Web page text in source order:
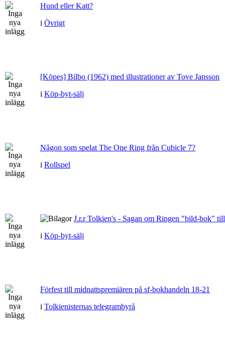
Hund eller Katt?
i Övrigt
[Köpes] Bilbo (1962) med illustrationer av Tove Jansson
i Köp-byt-sälj
Någon som spelat The One Ring från Cubicle 7?
i Rollspel
J.r.r Tolkien's - Sagan om Ringen "bild-bok"
i Köp-byt-sälj
Förfest till midnattspremiären på sf-bokhandeln 18-21
i Tolkienisternas telegrambyrå